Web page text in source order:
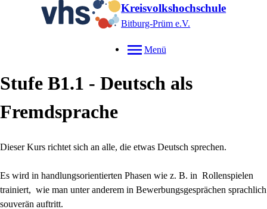
Kreisvolkshochschule
Bitburg-Prüm e.V.
Menü
Stufe B1.1 - Deutsch als
Fremdsprache
Dieser Kurs richtet sich an alle, die etwas Deutsch sprechen.
Es wird in handlungsorientierten Phasen wie z. B. in Rollenspielen
trainiert, wie man unter anderem in Bewerbungsgesprächen sprachlich
souverän auftritt.